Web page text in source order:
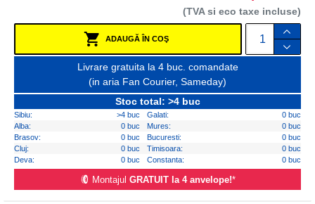
(TVA si eco taxe incluse)
ADAUGĂ ÎN COŞ
Livrare gratuita la 4 buc. comandate
(in aria Fan Courier, Sameday)
Stoc total: >4 buc
Sibiu: >4 buc Galati:
0 buc
Alba:
0 buc Mures:
0 buc
Brasov:
0 buc Bucuresti:
0 buc
Cluj:
0 buc Timisoara:
0 buc
Deva:
0 buc Constanta: 0 buc
Montajul GRATUIT la 4 anvelope!*